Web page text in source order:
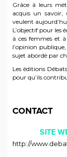
Grâce à leurs
acquis un savoir,
veulent
L’objectif pour les
à ces femmes et
l’opinion
sujet abordé par
Les éditions
pour qu’ils
CONTACT
SITE
http://